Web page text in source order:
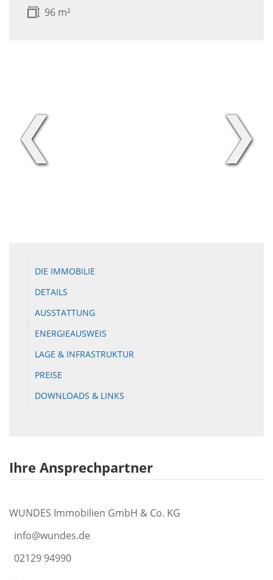
96 m²
❮ ❯
DIE IMMOBILIE
DETAILS
AUSSTATTUNG
ENERGIEAUSWEIS
LAGE & INFRASTRUKTUR
PREISE
DOWNLOADS & LINKS
Ihre Ansprechpartner
WUNDES Immobilien GmbH & Co. KG
info@wundes.de
02129 94990